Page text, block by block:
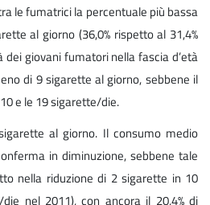
le fumatrici la percentuale più bassa
al giorno (36,0% rispetto al 31,4%
dei giovani fumatori nella fascia d’età
di 9 sigarette al giorno, sebbene il
e le 19 sigarette/die.
al giorno. Il consumo medio
in diminuzione, sebbene tale
nella riduzione di 2 sigarette in 10
nel 2011), con ancora il 20,4% di